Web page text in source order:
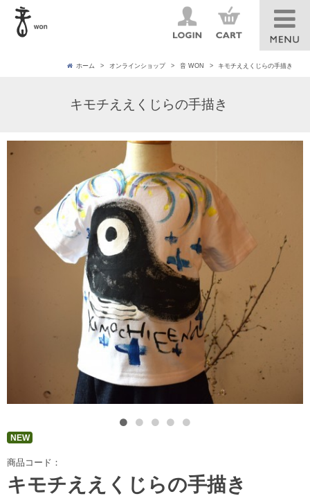
ホーム オンラインショップ 音 WON キモチええくじらの手描き
キモチええくじらの手描き
NEW
商品コード：
キモチええくじらの手描き